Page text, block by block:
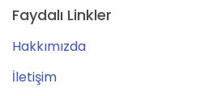
Faydalı Linkler
Hakkımızda
İletişim